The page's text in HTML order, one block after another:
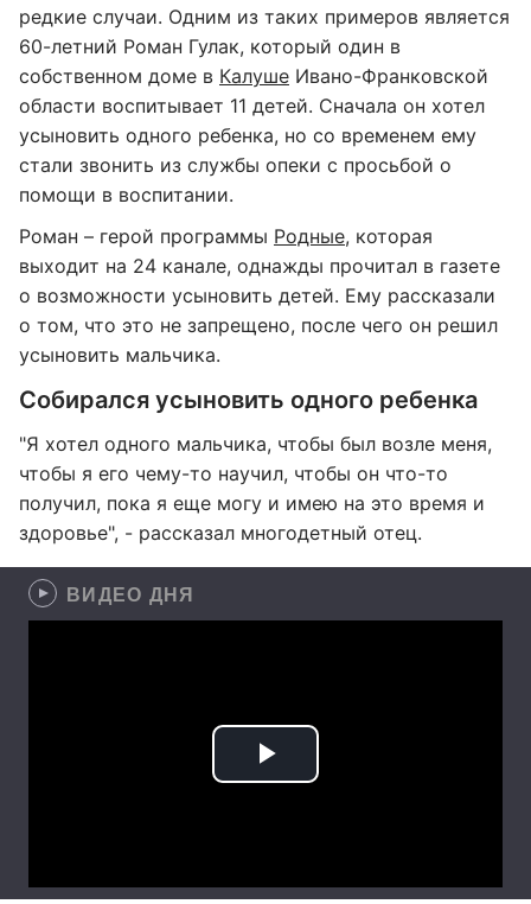
редкие случаи. Одним из таких примеров является
60-летний Роман Гулак, который один в
собственном доме в Калуше Ивано-Франковской
области воспитывает 11 детей. Сначала он хотел
усыновить одного ребенка, но со временем ему
стали звонить из службы опеки с просьбой о
помощи в воспитании.
Роман – герой программы Родные, которая
выходит на 24 канале, однажды прочитал в газете
о возможности усыновить детей. Ему рассказали
о том, что это не запрещено, после чего он решил
усыновить мальчика.
Собирался усыновить одного ребенка
"Я хотел одного мальчика, чтобы был возле меня,
чтобы я его чему-то научил, чтобы он что-то
получил, пока я еще могу и имею на это время и
здоровье", - рассказал многодетный отец.
ВИДЕО ДНЯ